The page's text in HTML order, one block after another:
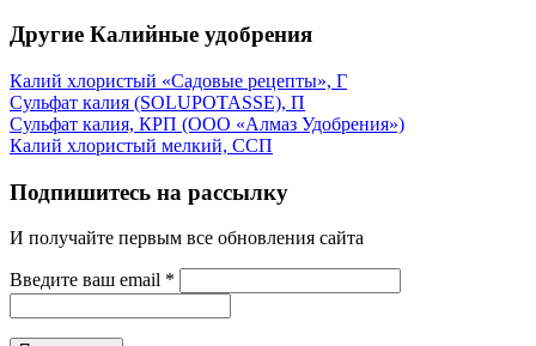
Другие Калийные удобрения
Калий хлористый «Садовые рецепты», Г
Сульфат калия (SOLUPOTASSE), П
Сульфат калия, КРП (ООО «Алмаз Удобрения»)
Калий хлористый мелкий, ССП
Подпишитесь на рассылку
И получайте первым все обновления сайта
Введите ваш email *